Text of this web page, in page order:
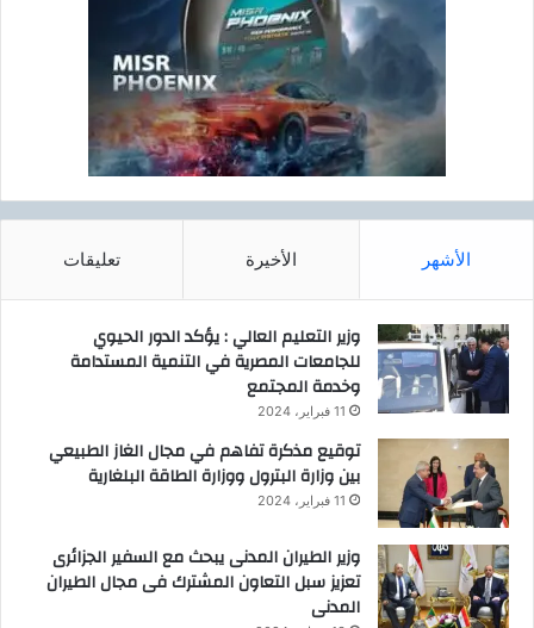
الأشهر الأخيرة تعليقات
وزير التعليم العالي : يؤكد الدور الحيوي
للجامعات المصرية في التنمية المستدامة
وخدمة المجتمع
11 فبراير، 2024
توقيع مذكرة تفاهم في مجال الغاز الطبيعي
بين وزارة البترول ووزارة الطاقة البلغارية
11 فبراير، 2024
وزير الطيران المدنى يبحث مع السفير الجزائرى
تعزيز سبل التعاون المشترك فى مجال الطيران
المدنى